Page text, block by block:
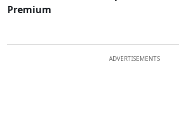
Premium
ADVERTISEMENTS